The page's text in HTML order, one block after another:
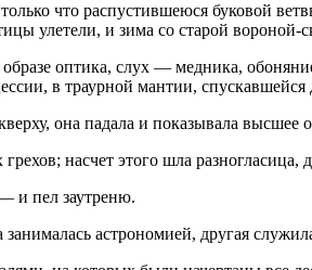
что распустившеюся буковой
улетели, и зима со старой
оптика, слух — медника,
в траурной мантии, спускавшейся
она падала и показывала высшее
насчет этого шла
и пел заутреню.
астрономией, другая